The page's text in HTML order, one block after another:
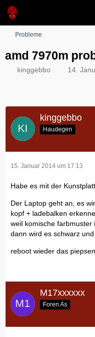
Probleme
amd 7970m
kinggebbo 14.
kinggebbo
Haudegen
15. Januar 2014 um 17:13
Habe es mit der
Der Laptop geht an, es
kopf + ladebalken
weil komische farbmuster
dann wird es schwarz
reboot wieder das piepsen
M17xxxxxx
Foren As